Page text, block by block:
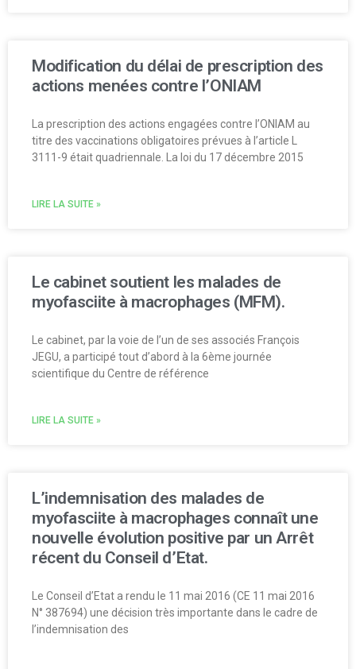
Modification du délai de prescription des
actions menées contre l’ONIAM
La prescription des actions engagées contre l’ONIAM au
titre des vaccinations obligatoires prévues à l’article L
3111-9 était quadriennale. La loi du 17 décembre 2015
LIRE LA SUITE »
Le cabinet soutient les malades de
myofasciite à macrophages (MFM).
Le cabinet, par la voie de l’un de ses associés François
JEGU, a participé tout d’abord à la 6ème journée
scientifique du Centre de référence
LIRE LA SUITE »
L’indemnisation des malades de
myofasciite à macrophages connaît une
nouvelle évolution positive par un Arrêt
récent du Conseil d’Etat.
Le Conseil d’Etat a rendu le 11 mai 2016 (CE 11 mai 2016
N° 387694) une décision très importante dans le cadre de
l’indemnisation des